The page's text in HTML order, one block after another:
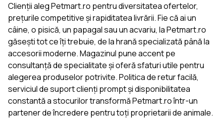
Clienții aleg Petmart.ro pentru diversitatea ofertelor,
prețurile competitive și rapiditatea livrării. Fie că ai un
câine, o pisică, un papagal sau un acvariu, la Petmart.ro
găsești tot ce îți trebuie, de la hrană specializată până la
accesorii moderne. Magazinul pune accent pe
consultanță de specialitate și oferă sfaturi utile pentru
alegerea produselor potrivite. Politica de retur facilă,
serviciul de suport clienți prompt și disponibilitatea
constantă a stocurilor transformă Petmart.ro într-un
partener de încredere pentru toți proprietarii de animale.